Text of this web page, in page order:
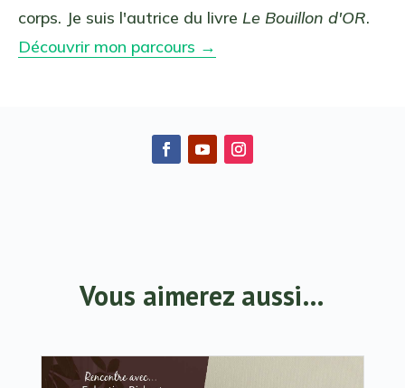
corps. Je suis l'autrice du livre Le Bouillon d'OR.
Découvrir mon parcours →
Vous aimerez aussi…